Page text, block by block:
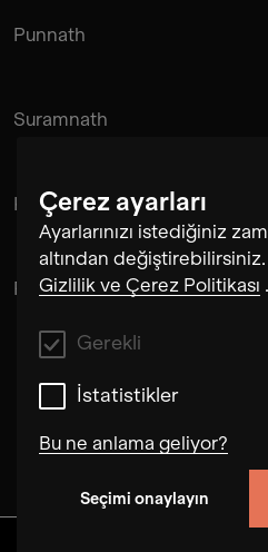
Çerez ayarları
Ayarlarınızı istediğiniz
altından
Gizlilik ve Çerez Politikası .
Gerekli
İstatistikler
Bu ne anlama geliyor?
Seçimi onaylayın
Punnath
Suramnath
Kishan Hadi
Pintu Padihar